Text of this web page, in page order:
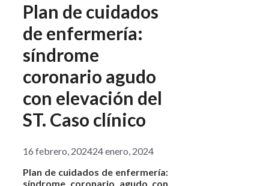
Plan de cuidados
de enfermería:
síndrome
coronario agudo
con elevación del
ST. Caso clínico
16 febrero, 202424 enero, 2024
Plan de cuidados de enfermería:
síndrome coronario agudo con